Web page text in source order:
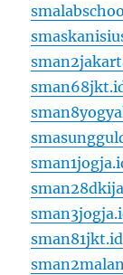
sman81jkt.id